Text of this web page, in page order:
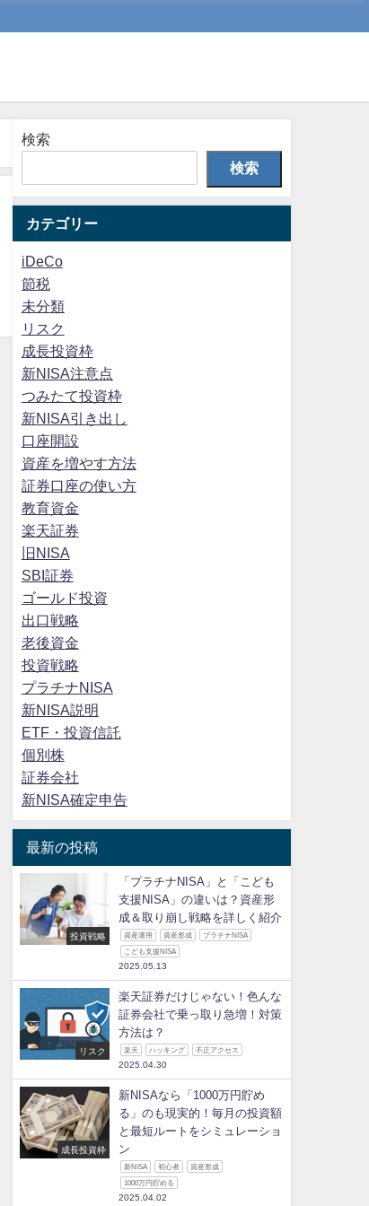
検索
検索
カテゴリー
iDeCo
節税
未分類
リスク
成長投資枠
新NISA注意点
つみたて投資枠
新NISA引き出し
口座開設
資産を増やす方法
証券口座の使い方
教育資金
楽天証券
旧NISA
SBI証券
ゴールド投資
出口戦略
老後資金
投資戦略
プラチナNISA
新NISA説明
ETF・投資信託
個別株
証券会社
新NISA確定申告
最新の投稿
投資戦略
「プラチナNISA」と「こども
支援NISA」の違いは？資産形
成＆取り崩し戦略を詳しく紹介
資産運用 資産形成 プラチナNISA
こども支援NISA
2025.05.13
リスク
楽天証券だけじゃない！色んな
証券会社で乗っ取り急増！対策
方法は？
楽天 ハッキング 不正アクセス
2025.04.30
成長投資枠
新NISAなら「1000万円貯め
る」のも現実的！毎月の投資額
と最短ルートをシミュレーショ
ン
新NISA 初心者 資産形成
1000万円貯める
2025.04.02